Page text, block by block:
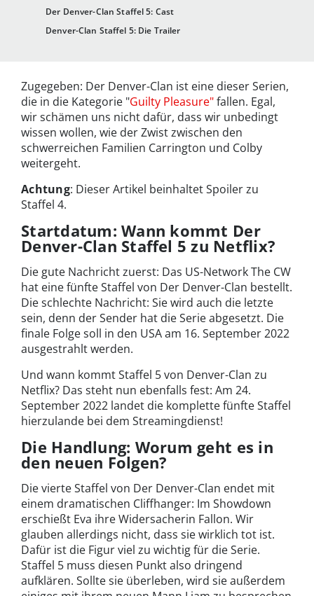
Der Denver-Clan Staffel 5: Cast
Denver-Clan Staffel 5: Die Trailer
Zugegeben: Der Denver-Clan ist eine dieser Serien,
die in die Kategorie "Guilty Pleasure"fallen. Egal,
wir schämen uns nicht dafür, dass wir unbedingt
wissen wollen, wie der Zwist zwischen den
schwerreichen Familien Carrington und Colby
weitergeht.
Achtung: Dieser Artikel beinhaltet Spoiler zu
Staffel 4.
Startdatum: Wann kommt Der
Denver-Clan Staffel 5 zu Netflix?
Die gute Nachricht zuerst: Das US-Network The CW
hat eine fünfte Staffel von Der Denver-Clan bestellt.
Die schlechte Nachricht: Sie wird auch die letzte
sein, denn der Sender hat die Serie abgesetzt. Die
finale Folge soll in den USA am 16. September 2022
ausgestrahlt werden.
Und wann kommt Staffel 5 von Denver-Clan zu
Netflix? Das steht nun ebenfalls fest: Am 24.
September 2022 landet die komplette fünfte Staffel
hierzulande bei dem Streamingdienst!
Die Handlung: Worum geht es in
den neuen Folgen?
Die vierte Staffel von Der Denver-Clan endet mit
einem dramatischen Cliffhanger: Im Showdown
erschießt Eva ihre Widersacherin Fallon. Wir
glauben allerdings nicht, dass sie wirklich tot ist.
Dafür ist die Figur viel zu wichtig für die Serie.
Staffel 5 muss diesen Punkt also dringend
aufklären. Sollte sie überleben, wird sie außerdem